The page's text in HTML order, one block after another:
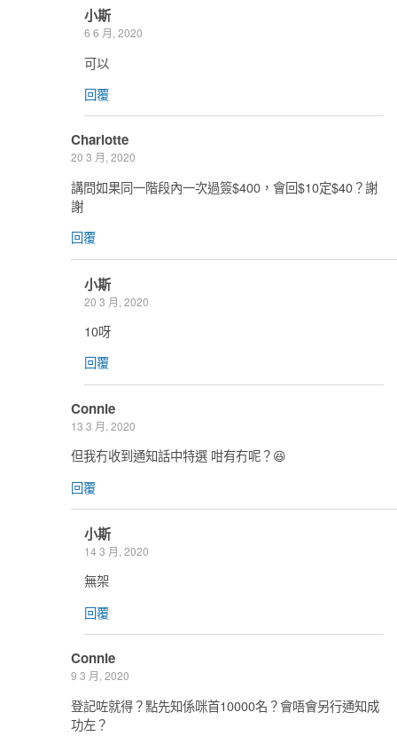
小斯
6 6 月, 2020
可以
回覆
Charlotte
20 3 月, 2020
講問如果同一階段內一次過簽$400，會回$10定$40？謝
謝
回覆
小斯
20 3 月, 2020
10呀
回覆
Connie
13 3 月, 2020
但我冇收到通知話中特選 咁有冇呢？😆
回覆
小斯
14 3 月, 2020
無架
回覆
Connie
9 3 月, 2020
登記咗就得？點先知係咪首10000名？會唔會另行通知成
功左？